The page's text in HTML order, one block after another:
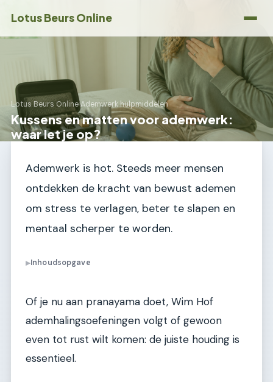
Lotus Beurs Online
Lotus Beurs Online›Ademwerk hulpmiddelen
Kussens en matten voor ademwerk:
waar let je op?
Ademwerk is hot. Steeds meer mensen
ontdekken de kracht van bewust ademen
om stress te verlagen, beter te slapen en
mentaal scherper te worden.
▶Inhoudsopgave
Of je nu aan pranayama doet, Wim Hof
ademhalingsoefeningen volgt of gewoon
even tot rust wilt komen: de juiste houding is
essentieel.